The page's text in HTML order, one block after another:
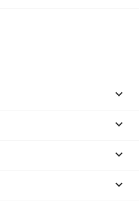



keyboard_arrow_down